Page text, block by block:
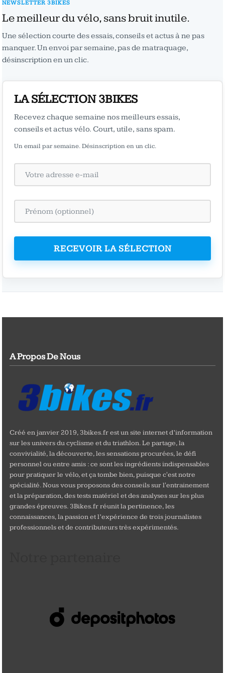
NEWSLETTER 3BIKES
Le meilleur du vélo, sans bruit inutile.
Une sélection courte des essais, conseils et actus à ne pas
manquer. Un envoi par semaine, pas de matraquage,
désinscription en un clic.
LA SÉLECTION 3BIKES
Recevez chaque semaine nos meilleurs essais,
conseils et actus vélo. Court, utile, sans spam.
Un email par semaine. Désinscription en un clic.
RECEVOIR LA SÉLECTION
A Propos De Nous
Créé en janvier 2019, 3bikes.fr est un site internet d’information
sur les univers du cyclisme et du triathlon. Le partage, la
convivialité, la découverte, les sensations procurées, le défi
personnel ou entre amis : ce sont les ingrédients indispensables
pour pratiquer le vélo, et ça tombe bien, puisque c'est notre
spécialité. Nous vous proposons des conseils sur l'entrainement
et la préparation, des tests matériel et des analyses sur les plus
grandes épreuves. 3Bikes.fr réunit la pertinence, les
connaissances, la passion et l’expérience de trois journalistes
professionnels et de contributeurs très expérimentés.